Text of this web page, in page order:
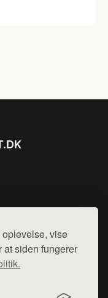
vise
at siden fungerer
til de shops,